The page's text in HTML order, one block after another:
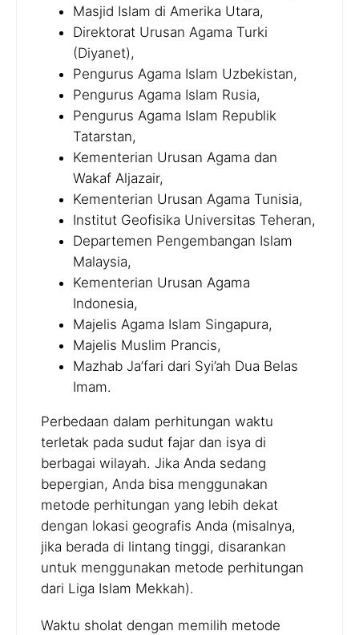
Masjid Islam di Amerika Utara,
Direktorat Urusan Agama Turki
(Diyanet),
Pengurus Agama Islam Uzbekistan,
Pengurus Agama Islam Rusia,
Pengurus Agama Islam Republik
Tatarstan,
Kementerian Urusan Agama dan
Wakaf Aljazair,
Kementerian Urusan Agama Tunisia,
Institut Geofisika Universitas Teheran,
Departemen Pengembangan Islam
Malaysia,
Kementerian Urusan Agama
Indonesia,
Majelis Agama Islam Singapura,
Majelis Muslim Prancis,
Mazhab Ja’fari dari Syi’ah Dua Belas
Imam.
Perbedaan dalam perhitungan waktu
terletak pada sudut fajar dan isya di
berbagai wilayah. Jika Anda sedang
bepergian, Anda bisa menggunakan
metode perhitungan yang lebih dekat
dengan lokasi geografis Anda (misalnya,
jika berada di lintang tinggi, disarankan
untuk menggunakan metode perhitungan
dari Liga Islam Mekkah).
Waktu sholat dengan memilih metode